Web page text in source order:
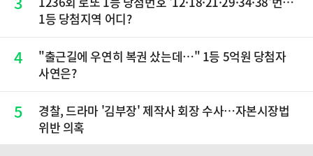
1등 당첨지역 어디?
4
"출근길에 우연히 복권 샀는데…" 1등 5억원 당첨자
사연은?
5
경찰, 드라마 '김부장' 제작사 회장 수사…자본시장법
위반 의혹